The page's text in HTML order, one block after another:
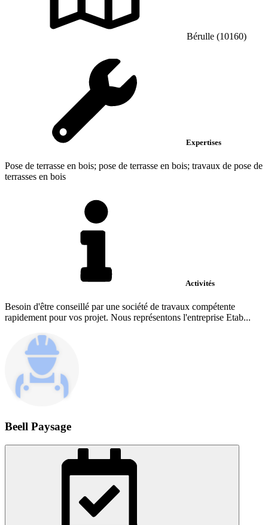
Bérulle (10160)
Expertises
Pose de terrasse en bois; pose de terrasse en bois; travaux de pose de
terrasses en bois
Activités
Besoin d'être conseillé par une société de travaux compétente
rapidement pour vos projet. Nous représentons l'entreprise Etab...
Beell Paysage